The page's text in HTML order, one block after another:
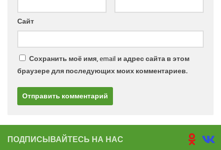
Сайт
Сохранить моё имя, email и адрес сайта в этом
браузере для последующих моих комментариев.
ПОДПИСЫВАЙТЕСЬ НА НАС